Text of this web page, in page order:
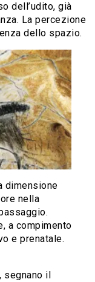
dell’udito, già
La percezione
dello spazio.
dimensione
nella
a compimento
e prenatale.
il